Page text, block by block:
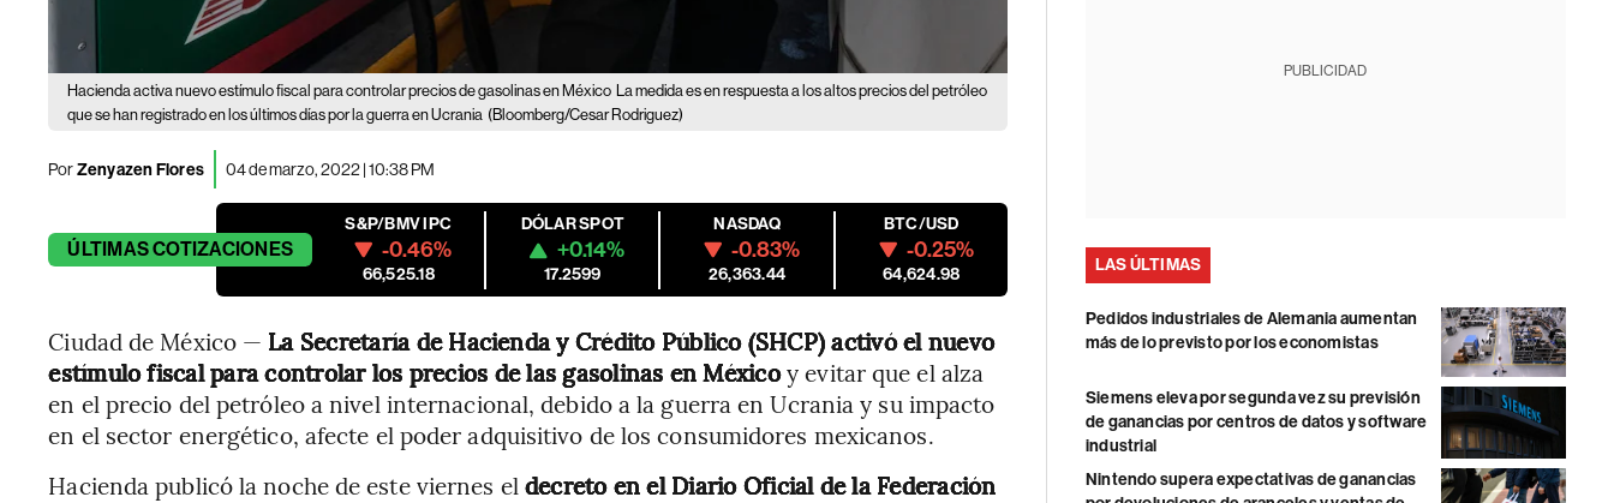
Hacienda activa nuevo estímulo fiscal para controlar precios de gasolinas en México La medida es en respuesta a los altos precios del petróleo
que se han registrado en los últimos días por la guerra en Ucrania (Bloomberg/Cesar Rodriguez)
PorZenyazen Flores 04 de marzo, 2022 | 10:38 PM
ÚLTIMASCOTIZACIONES
S&P/BMV IPC
-0.46%
66,525.18
DÓLAR SPOT
+0.14%
17.2599
NASDAQ
-0.83%
26,363.44
BTC/USD
-0.25%
64,624.98
Ciudad de México — La Secretaría de Hacienda y Crédito Público (SHCP) activó el nuevo
estímulo fiscal para controlar los precios de las gasolinas en Méxicoy evitar que el alza
en el precio del petróleo a nivel internacional, debido a la guerra en Ucrania y su impacto
en el sector energético, afecte el poder adquisitivo de los consumidores mexicanos.
Hacienda publicó la noche de este viernes el decreto en el Diario Oficial de la Federación
PUBLICIDAD
LAS ÚLTIMAS
Pedidos industriales de Alemania aumentan
más de lo previsto por los economistas
Siemens eleva por segunda vez su previsión
de ganancias por centros de datos y software
industrial
Nintendo supera expectativas de ganancias